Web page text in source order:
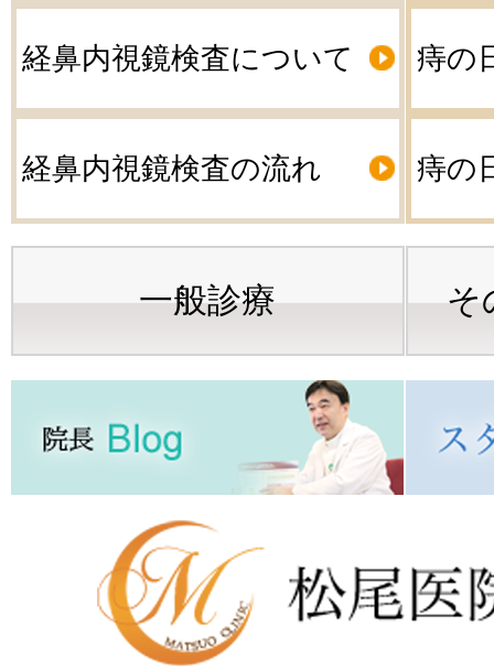
経鼻内視鏡検査について
経鼻内視鏡検査の流れ
痔の
痔の
一般診療 そ